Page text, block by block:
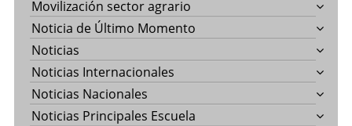
Movilización sector agrario
Noticia de Último Momento
Noticias
Noticias Internacionales
Noticias Nacionales
Noticias Principales Escuela